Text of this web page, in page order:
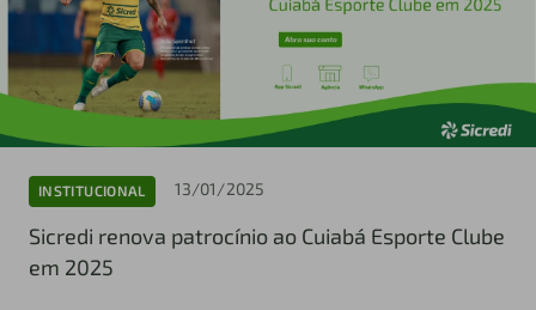
INSTITUCIONAL 13/01/2025
Sicredi renova patrocínio ao Cuiabá Esporte Clube
em 2025